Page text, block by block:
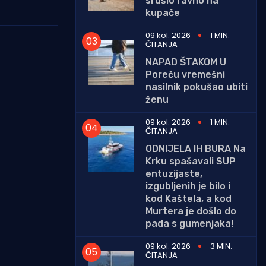
kupače
09 kol. 2026
1 MIN.
ČITANJA
NAPAD ŠTAKOM U
Poreču vremešni
nasilnik pokušao ubiti
ženu
09 kol. 2026
1 MIN.
ČITANJA
ODNIJELA IH BURA Na
Krku spašavali SUP
entuzijaste,
izgubljenih je bilo i
kod Kaštela, a kod
Murtera je došlo do
pada s gumenjaka!
09 kol. 2026
3 MIN.
ČITANJA